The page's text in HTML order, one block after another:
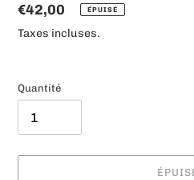
Prix
normal
€42,00 ÉPUISÉ
Taxes incluses.
Quantité